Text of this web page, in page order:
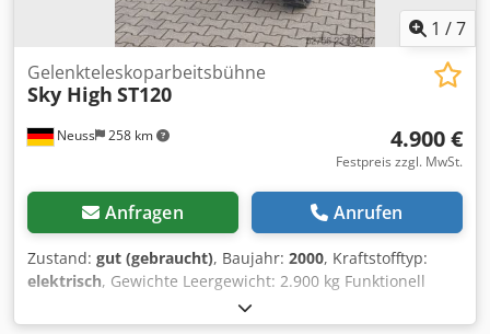
1 /7
Neuss 258 km
Gelenkteleskoparbeitsbühne
Sky High ST120
4.900 €
Festpreis zzgl. MwSt.
Anfragen Anrufen
Zustand: gut (gebraucht), Baujahr: 2000, Kraftstofftyp:
elektrisch, Gewichte Leergewicht: 2.900 kg Funktionell
Mast: Knickarm Hubkapazität: 215 kg Arbeitshöhe: 1.200
cm CE-Kennzeichnung: ja Zustand Technischer Zustand: